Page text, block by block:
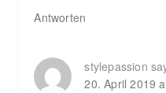
Antworten
stylepassion
20. April 2019